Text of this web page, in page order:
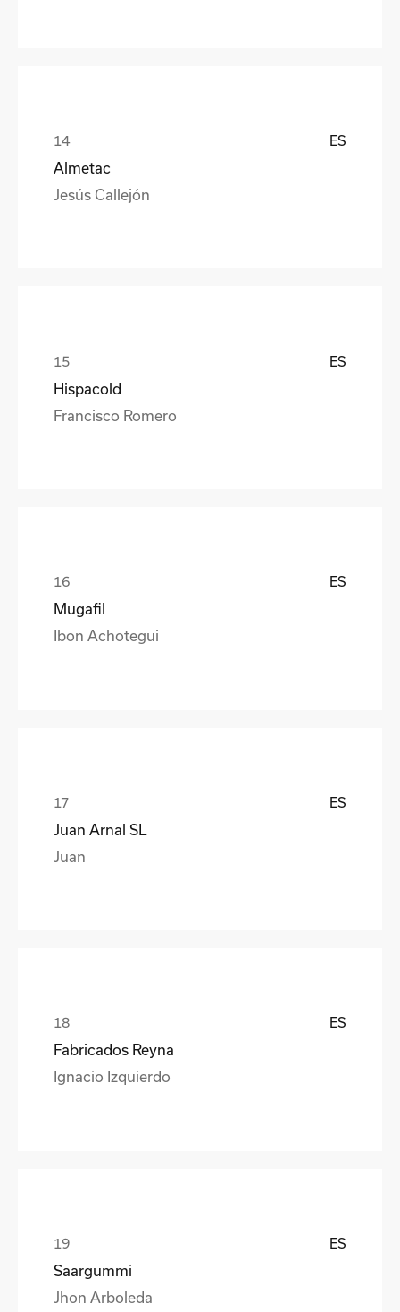
ES
Almetac
Jesús Callejón
ES
Hispacold
Francisco Romero
ES
Mugafil
Ibon Achotegui
ES
Juan Arnal SL
Juan
ES
Fabricados Reyna
Ignacio Izquierdo
ES
Saargummi
Jhon Arboleda